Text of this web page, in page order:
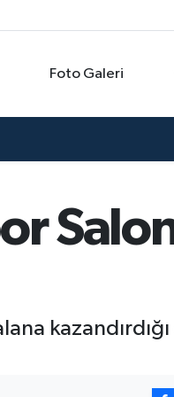
Foto Galeri